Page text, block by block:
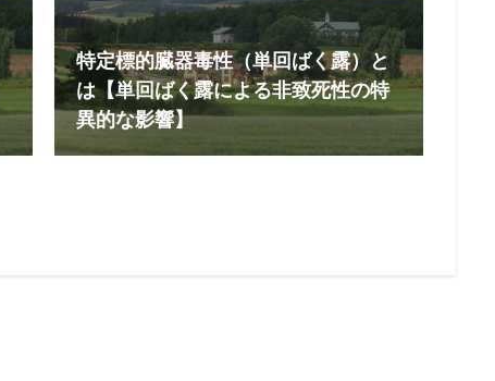
特定標的臓器毒性（単回ばく露）と
は【単回ばく露による非致死性の特
異的な影響】